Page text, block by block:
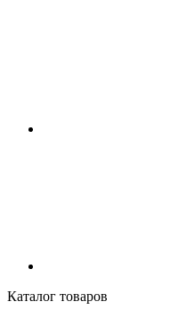
Каталог товаров